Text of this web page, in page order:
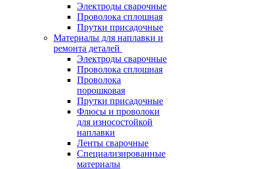
Электроды сварочные
Проволока сплошная
Прутки присадочные
Материалы для наплавки и
ремонта деталей
Электроды сварочные
Проволока сплошная
Проволока
порошковая
Прутки присадочные
Флюсы и проволоки
для износостойкой
наплавки
Ленты сварочные
Специализированные
материалы